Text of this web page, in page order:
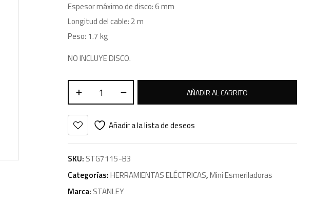
Espesor máximo de disco: 6 mm
Longitud del cable: 2 m
Peso: 1.7 kg
NO INCLUYE DISCO.
AÑADIR AL CARRITO
Añadir a la lista de deseos
SKU: STG7115-B3
Categorías:HERRAMIENTAS ELÉCTRICAS,Mini Esmeriladoras
Marca: STANLEY